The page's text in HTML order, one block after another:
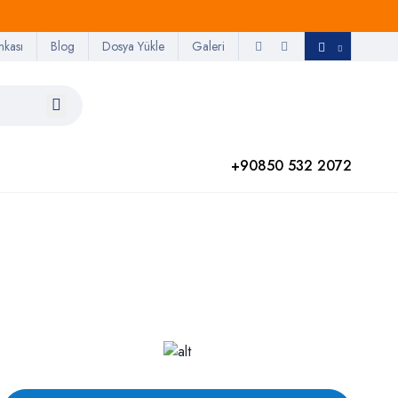
Blog Dosya Yükle Galeri
+90850 532 2072